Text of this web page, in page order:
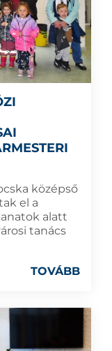
középső
el a
alatt
tanács
TOVÁBB